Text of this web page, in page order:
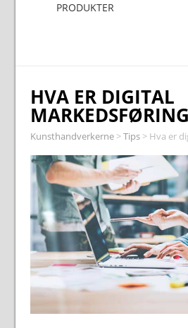
PRODUKTER
HVA ER DIGITAL
Kunsthandverkerne>Tips> Hva er